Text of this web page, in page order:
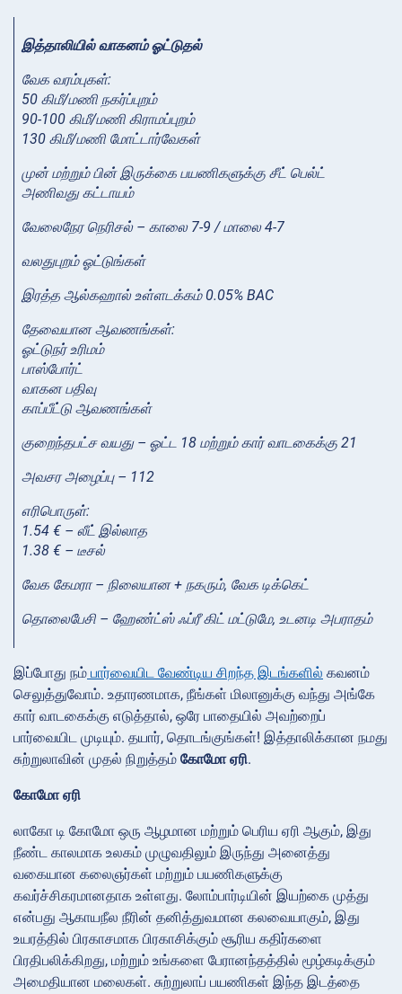
இத்தாலியில் வாகனம் ஓட்டுதல்
வேக வரம்புகள்:
50 கிமீ/மணி நகர்ப்புறம்
90-100 கிமீ/மணி கிராமப்புறம்
130 கிமீ/மணி மோட்டார்வேகள்
முன் மற்றும் பின் இருக்கை பயணிகளுக்கு சீட் பெல்ட்
அணிவது கட்டாயம்
வேலைநேர நெரிசல் – காலை 7-9 / மாலை 4-7
வலதுபுறம் ஓட்டுங்கள்
இரத்த ஆல்கஹால் உள்ளடக்கம் 0.05% BAC
தேவையான ஆவணங்கள்:
ஓட்டுநர் உரிமம்
பாஸ்போர்ட்
வாகன பதிவு
காப்பீட்டு ஆவணங்கள்
குறைந்தபட்ச வயது – ஓட்ட 18 மற்றும் கார் வாடகைக்கு 21
அவசர அழைப்பு – 112
எரிபொருள்:
1.54 € – லீட் இல்லாத
1.38 € – டீசல்
வேக கேமரா – நிலையான + நகரும், வேக டிக்கெட்
தொலைபேசி – ஹேண்ட்ஸ் ஃப்ரீ கிட் மட்டுமே, உடனடி அபராதம்
இப்போது நம் பார்வையிட வேண்டிய சிறந்த இடங்களில் கவனம்
செலுத்துவோம். உதாரணமாக, நீங்கள் மிலானுக்கு வந்து அங்கே
கார் வாடகைக்கு எடுத்தால், ஒரே பாதையில் அவற்றைப்
பார்வையிட முடியும். தயார், தொடங்குங்கள்! இத்தாலிக்கான நமது
சுற்றுலாவின் முதல் நிறுத்தம் கோமோ ஏரி.
கோமோ ஏரி
லாகோ டி கோமோ ஒரு ஆழமான மற்றும் பெரிய ஏரி ஆகும், இது
நீண்ட காலமாக உலகம் முழுவதிலும் இருந்து அனைத்து
வகையான கலைஞர்கள் மற்றும் பயணிகளுக்கு
கவர்ச்சிகரமானதாக உள்ளது. லோம்பார்டியின் இயற்கை முத்து
என்பது ஆகாயநீல நீரின் தனித்துவமான கலவையாகும், இது
உயரத்தில் பிரகாசமாக பிரகாசிக்கும் சூரிய கதிர்களை
பிரதிபலிக்கிறது, மற்றும் உங்களை பேரானந்தத்தில் மூழ்கடிக்கும்
அமைதியான மலைகள். சுற்றுலாப் பயணிகள் இந்த இடத்தை